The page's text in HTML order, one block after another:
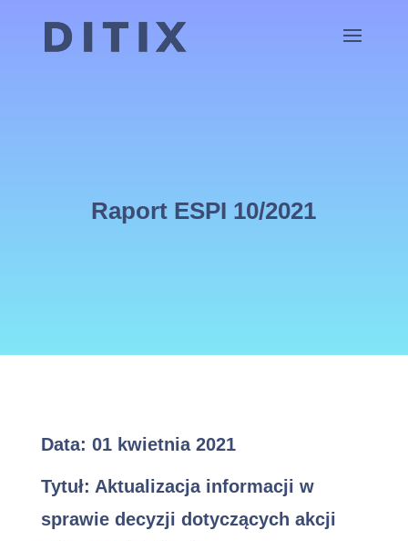
Raport ESPI 10/2021
Data: 01 kwietnia 2021
Tytuł: Aktualizacja informacji w
sprawie decyzji dotyczących akcji